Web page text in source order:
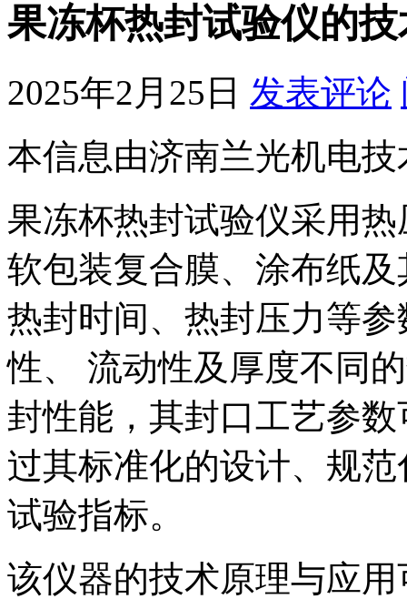
果冻杯热封试验仪的
2025年2月25日 发表评论
本信息由济南兰光机电
果冻杯热封试验仪采用
软包装复合膜、涂布纸
热封时间、热封压力等
性、 流动性及厚度不同
封性能，其封口工艺参
过其标准化的设计、规
试验指标。
该仪器的技术原理与应